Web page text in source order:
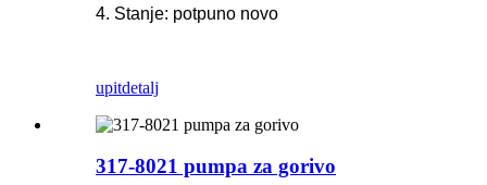
4. Stanje: potpuno novo
upitdetalj
317-8021 pumpa za gorivo